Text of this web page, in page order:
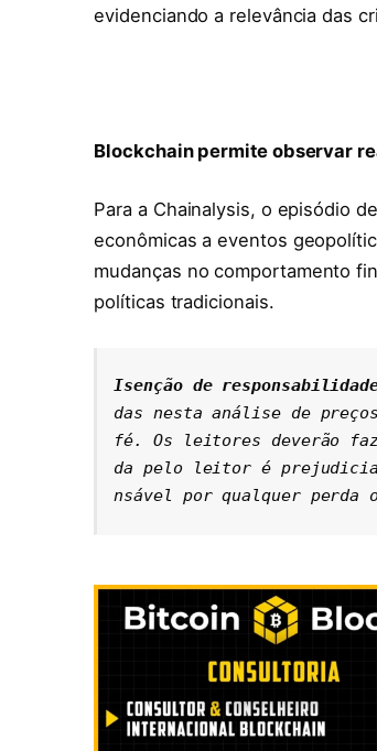
evidenciando a relevância das
Blockchain permite observar
Para a Chainalysis, o episódio
econômicas a eventos
mudanças no comportamento
políticas tradicionais.
Isenção de
das nesta análise de
fé. Os leitores deverão
da pelo leitor é
nsável por qualquer